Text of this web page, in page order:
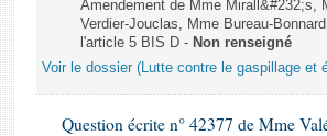
Amendement de Mme Mirall&#232;s,
Verdier-Jouclas, Mme Bureau-
l'article 5 BIS D - Non renseigné
Voir le dossier (Lutte contre le gaspillage et
Question écrite n° 42377 de Mme